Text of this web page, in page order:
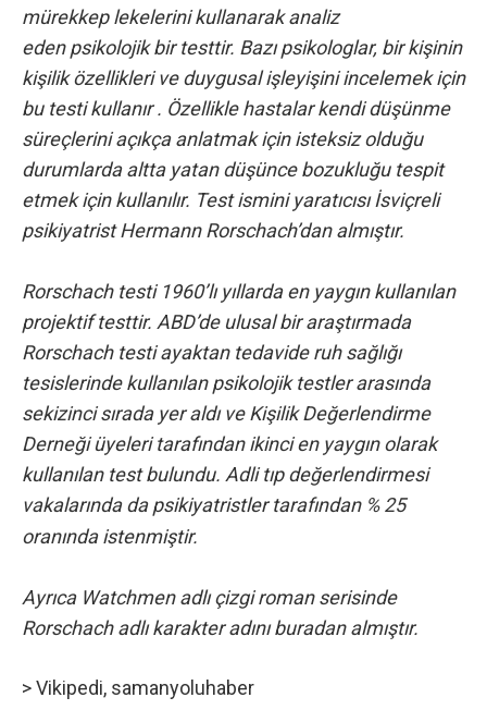
mürekkep lekelerini kullanarak analiz
eden psikolojik bir testtir. Bazı psikologlar, bir kişinin
kişilik özellikleri ve duygusal işleyişini incelemek için
bu testi kullanır . Özellikle hastalar kendi düşünme
süreçlerini açıkça anlatmak için isteksiz olduğu
durumlarda altta yatan düşünce bozukluğu tespit
etmek için kullanılır. Test ismini yaratıcısı İsviçreli
psikiyatrist Hermann Rorschach’dan almıştır.
Rorschach testi 1960’lı yıllarda en yaygın kullanılan
projektif testtir. ABD’de ulusal bir araştırmada
Rorschach testi ayaktan tedavide ruh sağlığı
tesislerinde kullanılan psikolojik testler arasında
sekizinci sırada yer aldı ve Kişilik Değerlendirme
Derneği üyeleri tarafından ikinci en yaygın olarak
kullanılan test bulundu. Adli tıp değerlendirmesi
vakalarında da psikiyatristler tarafından % 25
oranında istenmiştir.
Ayrıca Watchmen adlı çizgi roman serisinde
Rorschach adlı karakter adını buradan almıştır.
>Vikipedi, samanyoluhaber